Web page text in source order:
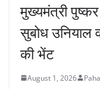
मुख्यमंत्री
सुबोध उनियाल
की भेंट
August 1, 2026